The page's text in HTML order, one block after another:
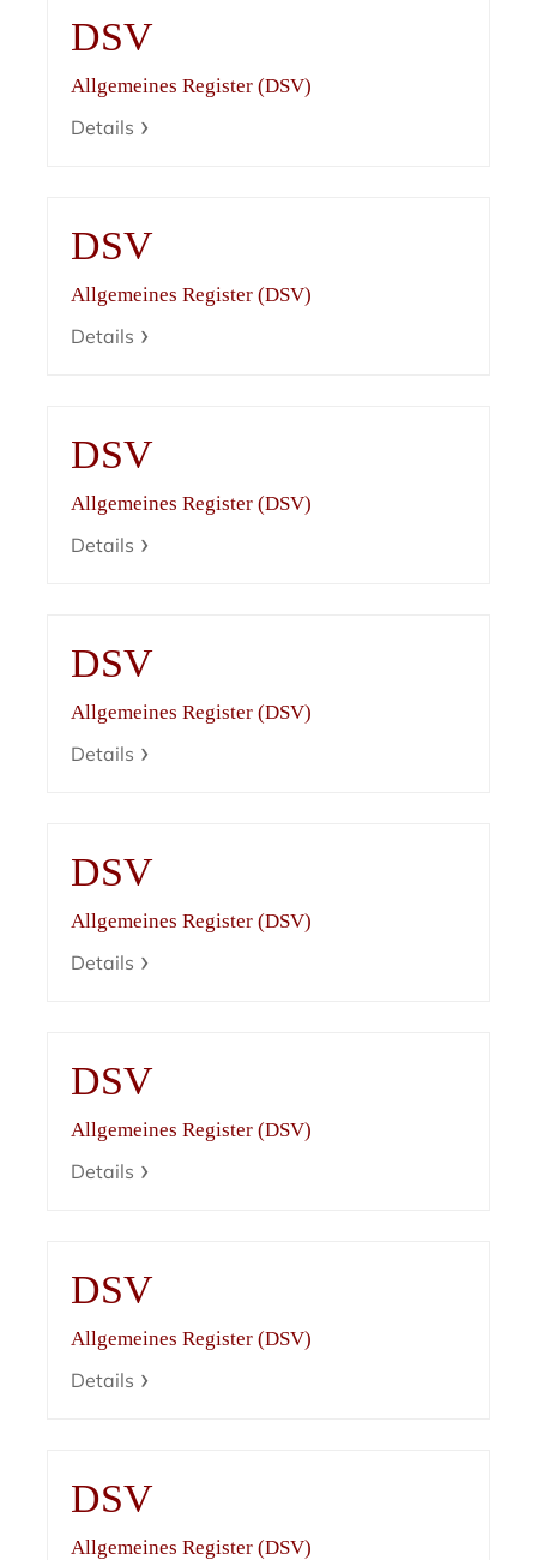
DSV
Allgemeines Register (DSV)
Details
DSV
Allgemeines Register (DSV)
Details
DSV
Allgemeines Register (DSV)
Details
DSV
Allgemeines Register (DSV)
Details
DSV
Allgemeines Register (DSV)
Details
DSV
Allgemeines Register (DSV)
Details
DSV
Allgemeines Register (DSV)
Details
DSV
Allgemeines Register (DSV)